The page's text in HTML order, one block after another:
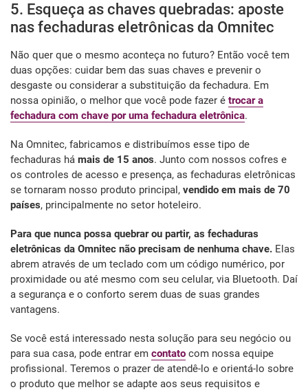
5. Esqueça as chaves quebradas: aposte
nas fechaduras eletrônicas da Omnitec
Não quer que o mesmo aconteça no futuro? Então você tem
duas opções: cuidar bem das suas chaves e prevenir o
desgaste ou considerar a substituição da fechadura. Em
nossa opinião, o melhor que você pode fazer é trocar a
fechadura com chave por uma fechadura eletrônica.
Na Omnitec, fabricamos e distribuímos esse tipo de
fechaduras há mais de 15 anos. Junto com nossos cofres e
os controles de acesso e presença, as fechaduras eletrônicas
se tornaram nosso produto principal, vendido em mais de 70
países, principalmente no setor hoteleiro.
Para que nunca possa quebrar ou partir, as fechaduras
eletrônicas da Omnitec não precisam de nenhuma chave. Elas
abrem através de um teclado com um código numérico, por
proximidade ou até mesmo com seu celular, via Bluetooth. Daí
a segurança e o conforto serem duas de suas grandes
vantagens.
Se você está interessado nesta solução para seu negócio ou
para sua casa, pode entrar em contato com nossa equipe
profissional. Teremos o prazer de atendê-lo e orientá-lo sobre
o produto que melhor se adapte aos seus requisitos e